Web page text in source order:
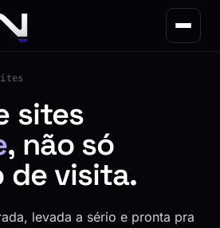
sites
, não só
de visita.
levada a sério e pronta pra